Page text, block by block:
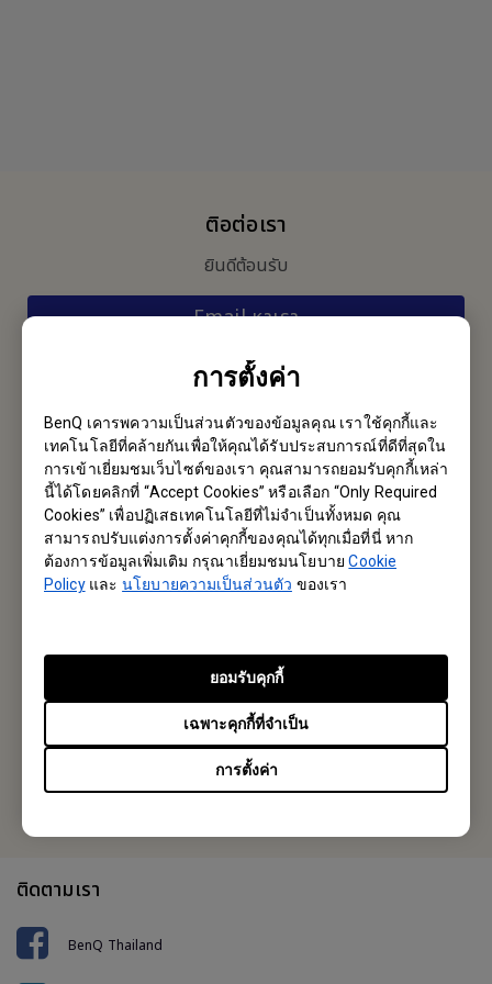
การตั้งค่า
BenQ เคารพความเป็นส่วนตัวของข้อมูลคุณ เราใช้คุกกี้และ
เทคโนโลยีที่คล้ายกันเพื่อให้คุณได้รับประสบการณ์ที่ดีที่สุดใน
การเข้าเยี่ยมชมเว็บไซต์ของเรา คุณสามารถยอมรับคุกกี้เหล่า
นี้ได้โดยคลิกที่ “Accept Cookies” หรือเลือก “Only Required
Cookies” เพื่อปฏิเสธเทคโนโลยีที่ไม่จำเป็นทั้งหมด คุณ
สามารถปรับแต่งการตั้งค่าคุกกี้ของคุณได้ทุกเมื่อที่นี่ หาก
ต้องการข้อมูลเพิ่มเติม กรุณาเยี่ยมชมนโยบายCookie
Policyและนโยบายความเป็นส่วนตัว ของเรา
การตั้งค่า
เฉพาะคุกกี้ที่จำเป็น
ยอมรับคุกกี้
ติอต่อเรา
ยินดีต้อนรับ
Email หาเรา
เป็นคนแรกที่ได้ข้อมูลใหม่ๆจากเรา
Subscribe
BenQ Thailand
287 อาคารลิเบอร์ตี้สแควร์ ชั้น 12 ห้อง 1206 ถนนสีลม แขวงสีลม เขต
Fax: +662-700-5863
หรือค้นหาสำนักงานในพื้นที่ของคุณ
ติดตามเรา
BenQ Thailand